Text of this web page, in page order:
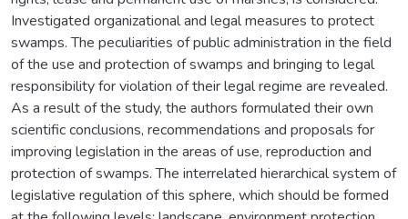
Investigated organizational and legal measures to protect
swamps. The peculiarities of public administration in the field
of the use and protection of swamps and bringing to legal
responsibility for violation of their legal regime are revealed.
As a result of the study, the authors formulated their own
scientific conclusions, recommendations and proposals for
improving legislation in the areas of use, reproduction and
protection of swamps. The interrelated hierarchical system of
legislative regulation of this sphere, which should be formed